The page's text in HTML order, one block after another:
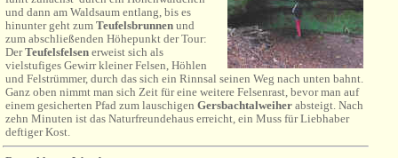
und dann am Waldsaum entlang, bis es
hinunter geht zum Teufelsbrunnen und
zum abschließenden Höhepunkt der Tour:
DerTeufelsfelsen erweist sich als
vielstufiges Gewirr kleiner Felsen, Höhlen
und Felstrümmer, durch das sich ein Rinnsal seinen Weg nach unten bahnt.
Ganz oben nimmt man sich Zeit für eine weitere Felsenrast, bevor man auf
einem gesicherten Pfad zum lauschigen Gersbachtalweiher absteigt. Nach
zehn Minuten ist das Naturfreundehaus erreicht, ein Muss für Liebhaber
deftiger Kost.